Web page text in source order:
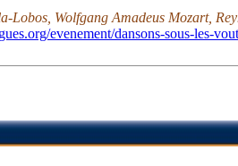
Lobos, Wolfgang Amadeus Mozart,
evenement/dansons-sous-les-